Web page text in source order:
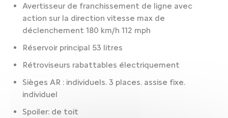
Avertisseur de franchissement de ligne avec
action sur la direction vitesse max de
déclenchement 180 km/h 112 mph
Réservoir principal 53 litres
Rétroviseurs rabattables électriquement
Sièges AR : individuels. 3 places. assise fixe.
individuel
Spoiler: de toit